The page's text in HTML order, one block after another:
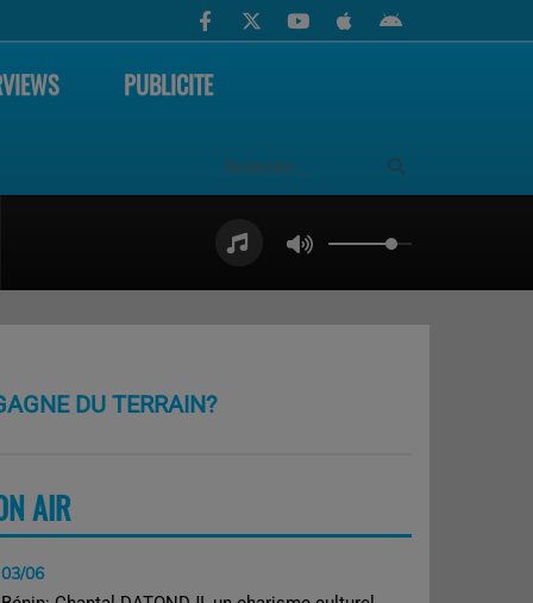
PUBLICITE
DU TERRAIN?
AIR
03/06